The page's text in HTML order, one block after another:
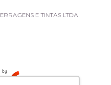
E TINTAS LTDA